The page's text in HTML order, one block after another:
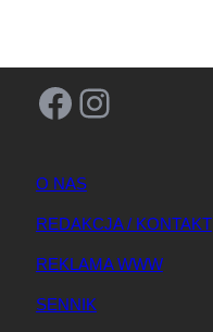
Facebook Instagram
O NAS
REDAKCJA / KONTAKT
REKLAMA WWW
SENNIK